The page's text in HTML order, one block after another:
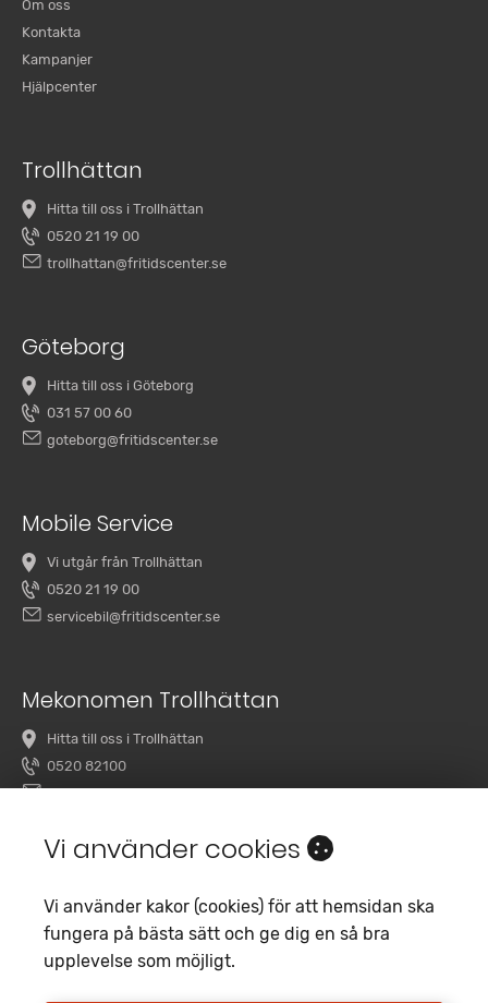
Om oss
Kontakta
Kampanjer
Hjälpcenter
Trollhättan
Hitta till oss i Trollhättan
0520 21 19 00
trollhattan@fritidscenter.se
Göteborg
Hitta till oss i Göteborg
031 57 00 60
goteborg@fritidscenter.se
Mobile Service
Vi utgår från Trollhättan
0520 21 19 00
servicebil@fritidscenter.se
Mekonomen Trollhättan
Hitta till oss i Trollhättan
0520 82100
overby@mekonomenbilverkstad.se
Copyright 2020 Fritidscenter
Vi använder cookies
Vi använder kakor (cookies) för att hemsidan ska
fungera på bästa sätt och ge dig en så bra
upplevelse som möjligt.